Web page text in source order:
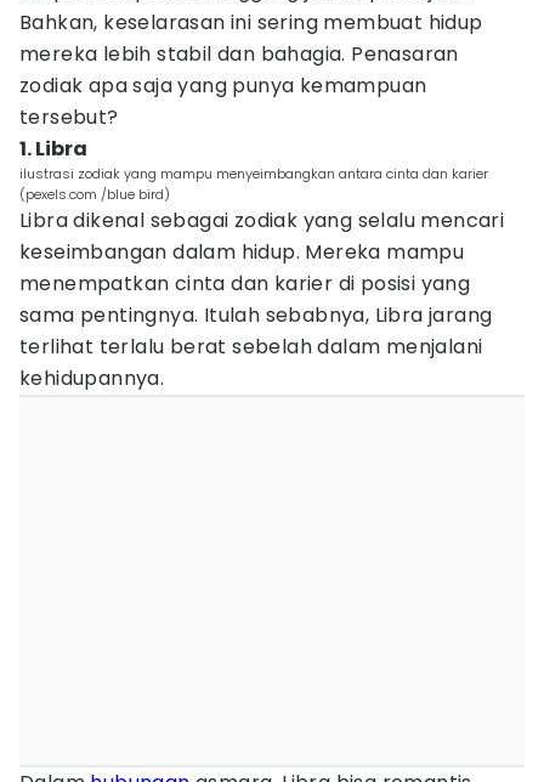
Bahkan, keselarasan ini sering membuat hidup
mereka lebih stabil dan bahagia. Penasaran
zodiak apa saja yang punya kemampuan
tersebut?
1. Libra
ilustrasi zodiak yang mampu menyeimbangkan antara cinta dan karier
(pexels.com /blue bird)
Libra dikenal sebagai zodiak yang selalu mencari
keseimbangan dalam hidup. Mereka mampu
menempatkan cinta dan karier di posisi yang
sama pentingnya. Itulah sebabnya, Libra jarang
terlihat terlalu berat sebelah dalam menjalani
kehidupannya.